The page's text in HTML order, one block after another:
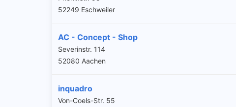
52249 Eschweiler
AC - Concept - Shop
Severinstr. 114
52080 Aachen
inquadro
Von-Coels-Str. 55